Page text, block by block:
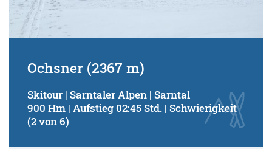
Ochsner (2367 m)
Skitour | Sarntaler Alpen | Sarntal
900 Hm | Aufstieg 02:45 Std. | Schwierigkeit
(2 von 6)